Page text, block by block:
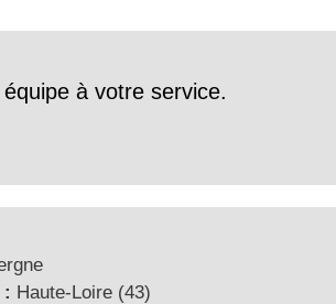
à votre service.
: Haute-Loire (43)